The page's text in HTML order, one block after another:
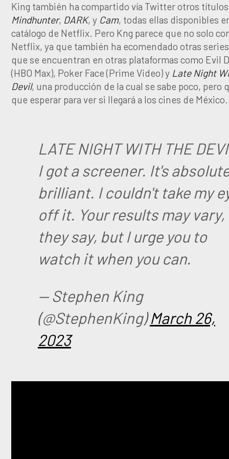
King también ha compartido vía Twitter otros
Mindhunter, DARK, y Cam, todas ellas disponibles
catálogo de Netflix. Pero Kng parece que no solo
Netflix, ya que también ha ecomendado otras
que se encuentran en otras plataformas como Evil
(HBO Max), Poker Face (Prime Video) y Late Night
Devil, una producción de la cual se sabe poco, pero
que esperar para ver si llegará a los cines de México.
LATE NIGHT WITH THE
I got a screener. It's
brilliant. I couldn't take my
off it. Your results may vary,
they say, but I urge you to
watch it when you can.
— Stephen King
(@StephenKing)March 26,
2023